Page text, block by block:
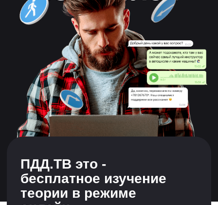
Поддержка на всех этапах обучения
300 000+ учеников
Доступно в IOS, Android
Чат с преподавателем
Регистрация
ПДД.ТВ это -
бесплатное изучение
теории в режиме